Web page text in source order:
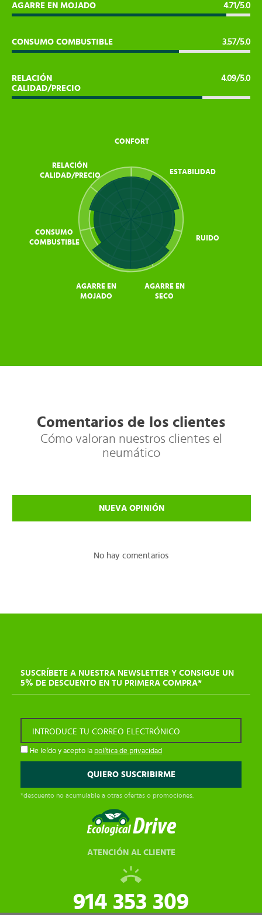
AGARRE EN MOJADO 4.71/5.0
CONSUMO COMBUSTIBLE 3.57/5.0
RELACIÓN
CALIDAD/PRECIO
4.09/5.0
CONFORT
ESTABILIDAD
RUIDO
AGARRE EN
SECO
AGARRE EN
MOJADO
CONSUMO
COMBUSTIBLE
RELACIÓN
CALIDAD/PRECIO
Comentarios de los clientes
Cómo valoran nuestros clientes el
neumático
NUEVA OPINIÓN
No hay comentarios
SUSCRÍBETE A NUESTRA NEWSLETTER Y CONSIGUE UN
5% DE DESCUENTO EN TU PRIMERA COMPRA*
INTRODUCE TU CORREO ELECTRÓNICO
He leído y acepto la política de privacidad
*descuento no acumulable a otras ofertas o promociones.
ATENCIÓN AL CLIENTE
914 353 309